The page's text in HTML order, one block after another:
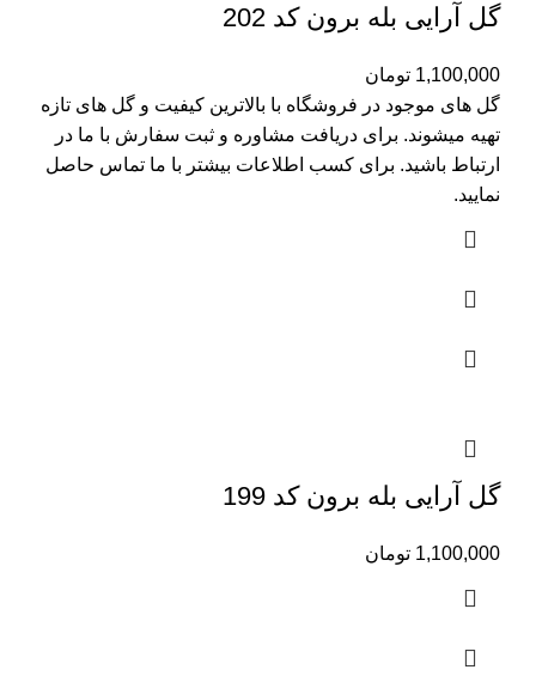
گل آرایی بله برون کد 202
1,100,000 تومان
گل های موجود در فروشگاه با بالاترین کیفیت و گل های تازه
تهیه میشوند. برای دریافت مشاوره و ثبت سفارش با ما در
ارتباط باشید. برای کسب اطلاعات بیشتر با ما تماس حاصل
نمایید.
گل آرایی بله برون کد 199
1,100,000 تومان